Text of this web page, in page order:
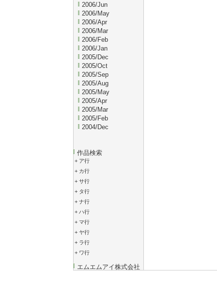
2006/Jun
2006/May
2006/Apr
2006/Mar
2006/Feb
2006/Jan
2005/Dec
2005/Oct
2005/Sep
2005/Aug
2005/May
2005/Apr
2005/Mar
2005/Feb
2004/Dec
作品検索
+ ア行
+ カ行
+ サ行
+ タ行
+ ナ行
+ ハ行
+ マ行
+ ヤ行
+ ラ行
+ ワ行
エムエムアイ株式会社